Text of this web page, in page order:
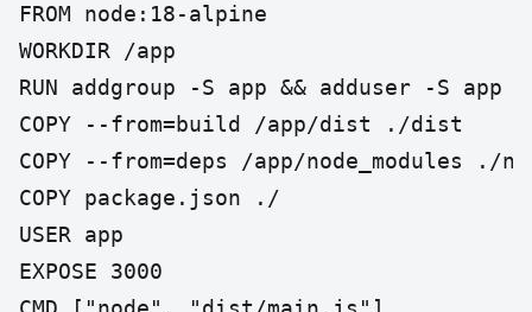
FROM node:18-alpine
WORKDIR /app
RUN addgroup -S app && adduser -S app -
COPY --from=build /app/dist ./dist
COPY --from=deps /app/node_modules ./
COPY package.json ./
USER app
EXPOSE 3000